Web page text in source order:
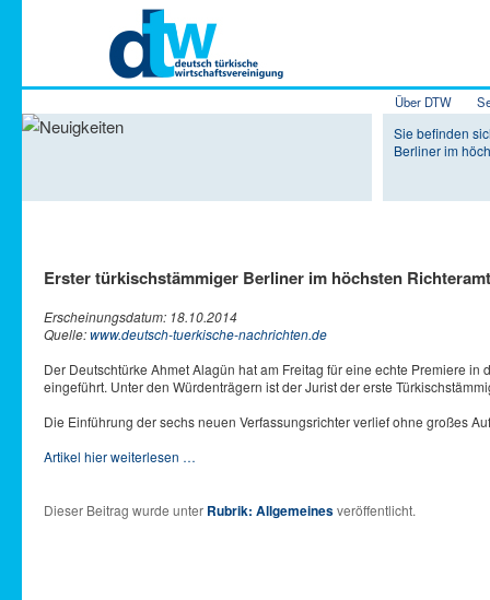
Zum Inhalt
Zum
Über DTW
Sie befinden
Berliner im
Erster türkischstämmiger Berliner im höchsten Richteramt
Erscheinungsdatum: 18.10.2014
Quelle:www.deutsch-tuerkische-nachrichten.de
Der Deutschtürke Ahmet Alagün hat am Freitag für eine echte Premiere
eingeführt. Unter den Würdenträgern ist der Jurist der erste
Die Einführung der sechs neuen Verfassungsrichter verlief ohne großes
Artikel hier weiterlesen …
Dieser Beitrag wurde unter Rubrik: Allgemeinesveröffentlicht.